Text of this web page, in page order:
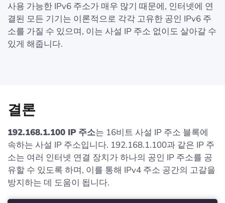
사용 가능한 IPv6 주소가 매우 많기 때문에, 인터넷에 연
결된 모든 기기는 이론적으로 각각 고유한 공인 IPv6 주
소를 가질 수 있으며, 이는 사설 IP 주소 없이도 살아갈 수
있게 해줍니다.
결론
192.168.1.100 IP 주소는 16비트 사설 IP 주소 블록에
속하는 사설 IP 주소입니다. 192.168.1.100과 같은 IP 주
소는 여러 인터넷 연결 장치가 하나의 공인 IP 주소를 공
유할 수 있도록 하며, 이를 통해 IPv4 주소 공간의 고갈을
방지하는 데 도움이 됩니다.